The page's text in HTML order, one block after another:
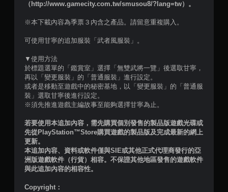
）
，
3
3
則
（http://www.gamecity.com.tw/smusou8/?lang=tw）。
※本下載內容為季票３內含之產品。請留意重複購入。
可使用甘寧的追加服裝「武者風服裝」。
▼使用方法
於標題選單的「鑑賞室」選擇「無雙武將一覽」後選取甘寧，
再以「變更服裝」的「普通服裝」進行設定。
或者是移動至遊戲中的秘密基地，以「變更服裝」的「普通服
裝」選取甘寧後進行設定。
※須先推進遊戲主編故事至能夠選擇甘寧為止。
若要使用本追加內容，需先購買個別發售的製品版遊戲光碟或
先從PlayStation™Store購買遊戲的製品版及完成最新的網上
更新。
本追加內容、資料或軟件僅與SIE或其他正式代理商發行的亞
洲版遊戲軟件（行貨）相容。不保證其他地區發售的遊戲軟件
與此追加內容的相容性。
Copyright：